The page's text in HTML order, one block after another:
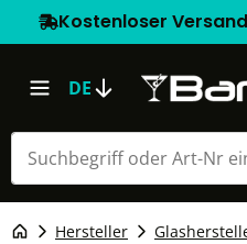
Kostenloser
DE
Hersteller